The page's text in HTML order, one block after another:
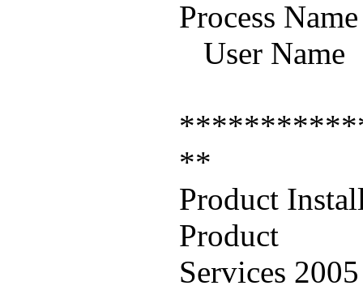
Process
User
**
Product
Product :
Services